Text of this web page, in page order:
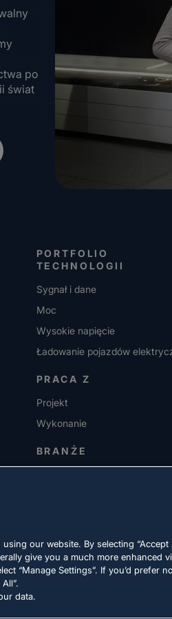
po
świat
PORTFOLIO
TECHNOLOGII
Sygnał i dane
Moc
Wysokie napięcie
Ładowanie pojazdów
PRACA Z
Projekt
Wykonanie
BRANŻE
our website. By selecting “Accept
give you a much more enhanced
“Manage Settings”. If you’d prefer
data.